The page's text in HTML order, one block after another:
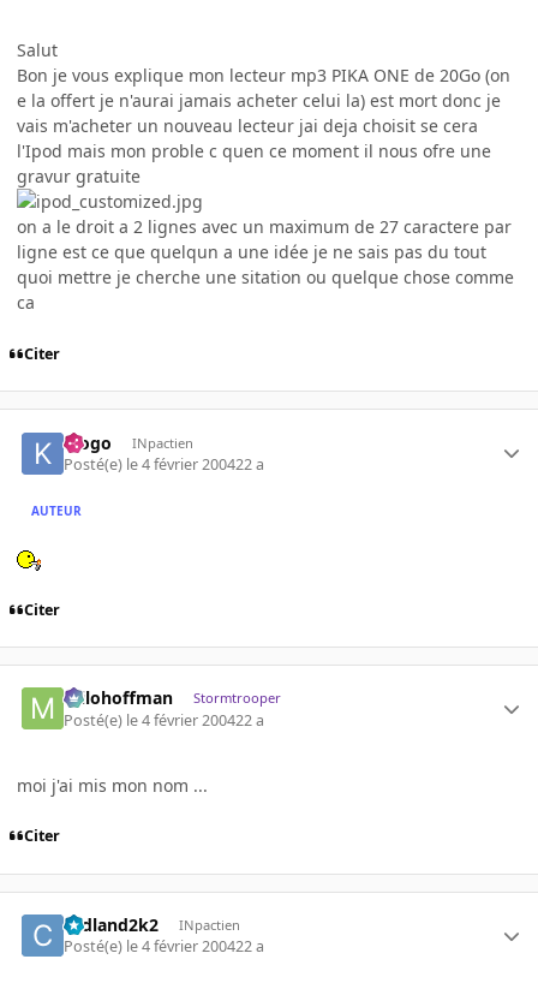
Salut
Bon je vous explique mon lecteur mp3 PIKA ONE de 20Go (on
e la offert je n'aurai jamais acheter celui la) est mort donc je
vais m'acheter un nouveau lecteur jai deja choisit se cera
l'Ipod mais mon proble c quen ce moment il nous ofre une
gravur gratuite
on a le droit a 2 lignes avec un maximum de 27 caractere par
ligne est ce que quelqun a une idée je ne sais pas du tout
quoi mettre je cherche une sitation ou quelque chose comme
ca
Citer
klogo INpactien
Posté(e) le 4 février 200422 a
AUTEUR
Citer
milohoffman Stormtrooper
Posté(e) le 4 février 200422 a
moi j'ai mis mon nom ...
Citer
cedland2k2 INpactien
Posté(e) le 4 février 200422 a